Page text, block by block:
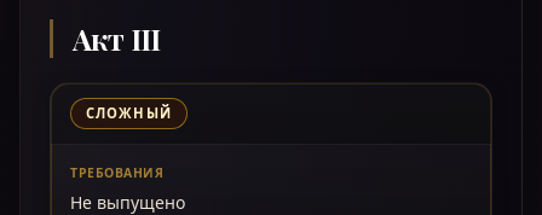
Акт III
СЛОЖНЫЙ
ТРЕБОВАНИЯ
Не выпущено